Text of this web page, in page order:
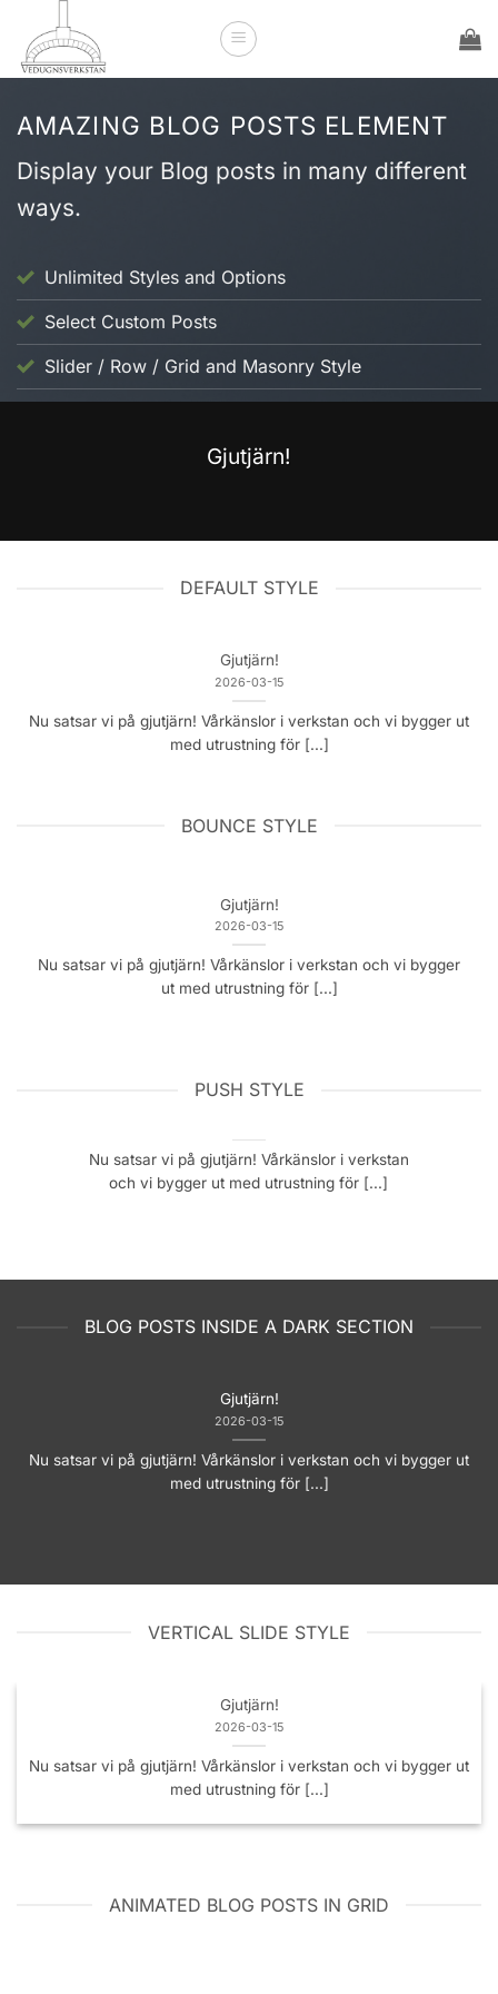
content
AMAZING BLOG POSTS ELEMENT
Display your Blog posts in many different
ways.
Unlimited Styles and Options
Select Custom Posts
Slider / Row / Grid and Masonry Style
Gjutjärn!
DEFAULT STYLE
Gjutjärn!
2026-03-15
Nu satsar vi på gjutjärn! Vårkänslor i verkstan och vi bygger ut
med utrustning för [...]
BOUNCE STYLE
Gjutjärn!
2026-03-15
Nu satsar vi på gjutjärn! Vårkänslor i verkstan och vi bygger
ut med utrustning för [...]
PUSH STYLE
Gjutjärn!
Nu satsar vi på gjutjärn! Vårkänslor i verkstan
och vi bygger ut med utrustning för [...]
BLOG POSTS INSIDE A DARK SECTION
Gjutjärn!
2026-03-15
Nu satsar vi på gjutjärn! Vårkänslor i verkstan och vi bygger ut
med utrustning för [...]
VERTICAL SLIDE STYLE
Gjutjärn!
2026-03-15
Nu satsar vi på gjutjärn! Vårkänslor i verkstan och vi bygger ut
med utrustning för [...]
ANIMATED BLOG POSTS IN GRID